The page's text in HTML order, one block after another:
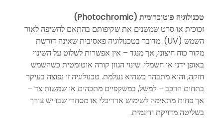
טכנולוגיה פוטוכרומית (Photochromic)
זכוכית או סרט שמשנים את שקיפותם בהתאם לחשיפה לאור
השמש (UV). מדובר בטכנולוגיה פאסיבית שאינה דורשת
מקור כוח חיצוני, אך מנגד – אין אפשרות לשלוט על השינוי
באופן ידני או חשמלי. שינוי הגוון קורה אוטומטית כשהשמש
חזקה, והוא מתבהר כשהיא נעלמת. טכנולוגיה זו נפוצה בעיקר
בתחום הרכב – למשל, במשקפיים מתכהים או שמשות צד –
אך פחות מתאימה לשימוש אדריכלי או מסחרי שבו יש צורך
בשליטה מדויקת ודינמית.